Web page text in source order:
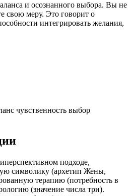
и осознанного выбора. Вы не
свою меру. Это говорит о
интегрировать желания,
чувственность выбор
подходе,
символику (архетип Жены,
терапию (потребность в
(значение числа три).